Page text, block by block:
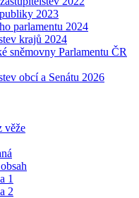
2023
parlamentu 2024
krajů 2024
sněmovny Parlamentu ČR
obcí a Senátu 2026
věže
1
2